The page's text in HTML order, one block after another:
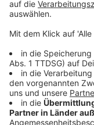
angetan von der
urlaub" war, als
©Screenshot
Auffällig: Alle
sehen ähnlich aus